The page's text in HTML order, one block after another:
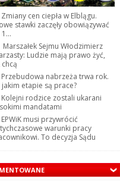
Zmiany cen ciepła w Elblągu.
stawki zaczęły obowiązywać
Marszałek Sejmu Włodzimierz
Ludzie mają prawo żyć,
chcą
Przebudowa nabrzeża trwa rok.
jakim etapie są prace?
Kolejni rodzice zostali ukarani
mandatami
EPWiK musi przywrócić
warunki pracy
To decyzja Sądu